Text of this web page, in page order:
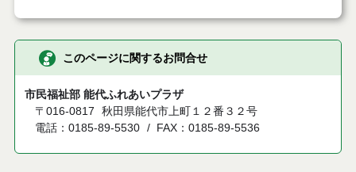
このページに関するお問合せ
市民福祉部 能代ふれあいプラザ
〒016-0817
秋田県能代市上町１２番３２号
電話：0185-89-5530
FAX：0185-89-5536